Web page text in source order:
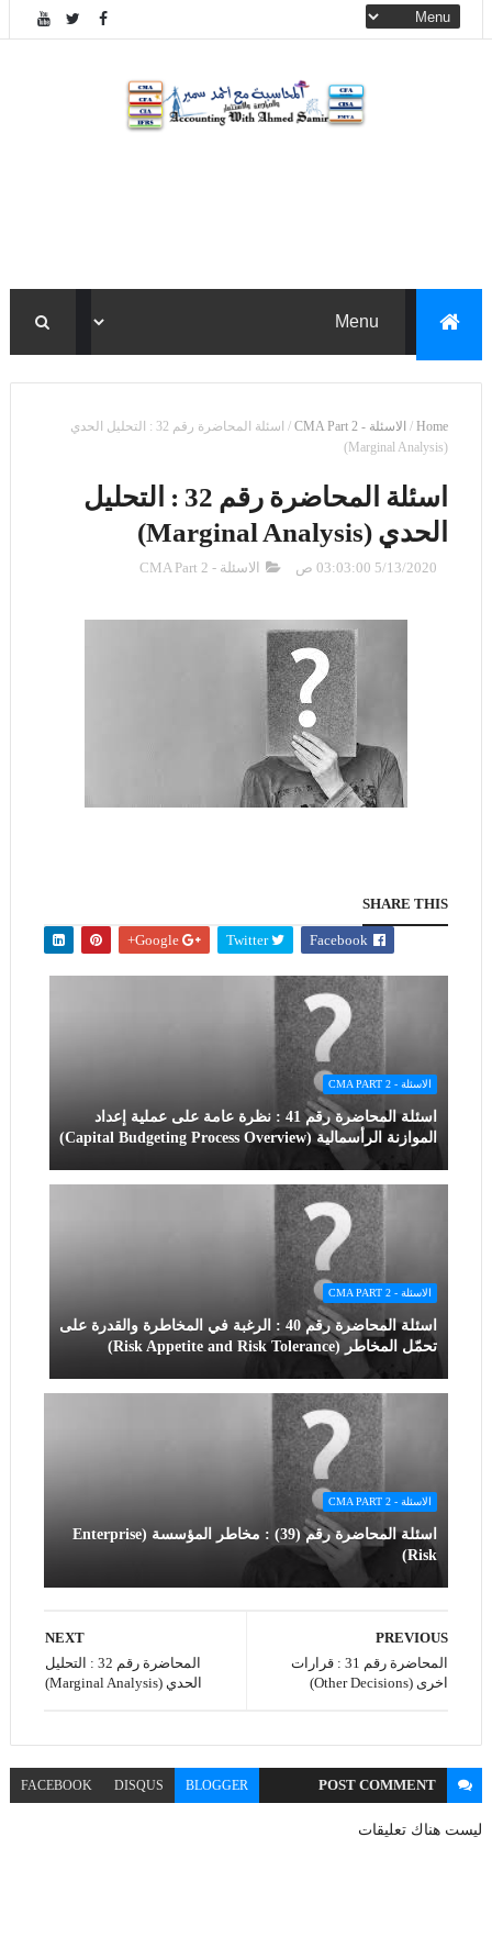
Home
/ الاسئلة - CMA Part 2 /
اسئلة المحاضرة رقم 32 : التحليل الحدي
(Marginal Analysis)
اسئلة المحاضرة رقم 32 : التحليل
الحدي (Marginal Analysis)
5/13/2020 03:03:00 ص الاسئلة - CMA Part 2
SHARE THIS
Twitter
Google+
الاسئلة - CMA PART 2
اسئلة المحاضرة رقم 41 : نظرة عامة على عملية إعداد
الموازنة الرأسمالية (Capital Budgeting Process Overview)
الاسئلة - CMA PART 2
اسئلة المحاضرة رقم 40 : الرغبة في المخاطرة والقدرة على
تحمّل المخاطر (Risk Appetite and Risk Tolerance)
الاسئلة - CMA PART 2
اسئلة المحاضرة رقم (39) : مخاطر المؤسسة (Enterprise
Risk)
NEXT
المحاضرة رقم 32 : التحليل
الحدي (Marginal Analysis)
PREVIOUS
المحاضرة رقم 31 : قرارات
اخرى (Other Decisions)
POSTCOMMENT
BLOGGER
DISQUS
FACEBOOK
ليست هناك تعليقات